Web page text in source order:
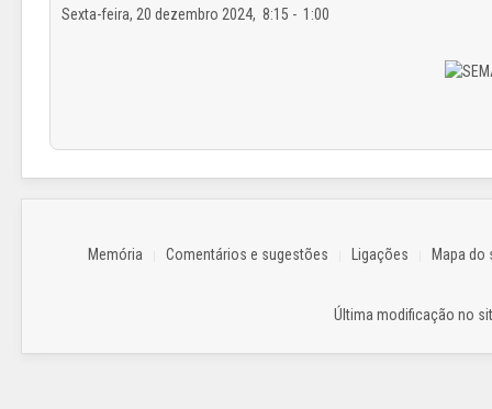
Sexta-feira, 20 dezembro 2024, 8:15 - 1:00
Memória Comentários e sugestões Ligações Mapa do
Última modificação no